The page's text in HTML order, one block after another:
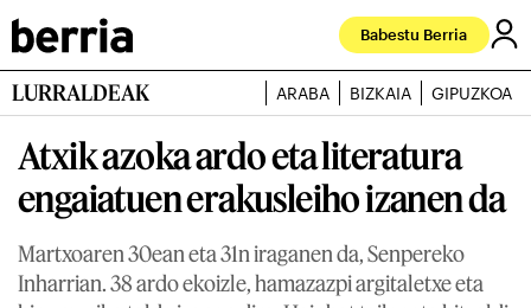
Babestu Berria
LURRALDEAK ARABA BIZKAIA GIPUZKOA
Atxik azoka ardo eta literatura
engaiatuen erakusleiho izanen da
Martxoaren 30ean eta 31n iraganen da, Senpereko
Inharrian. 38 ardo ekoizle, hamazazpi argitaletxe eta